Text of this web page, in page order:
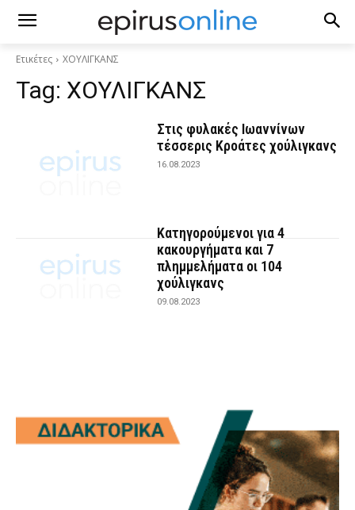
Ετικέτες ΧΟΥΛΙΓΚΑΝΣ
Tag: ΧΟΥΛΙΓΚΑΝΣ
Στις φυλακές Ιωαννίνων
τέσσερις Κροάτες χούλιγκανς
16.08.2023
Κατηγορούμενοι για 4
κακουργήματα και 7
πλημμελήματα οι 104
χούλιγκανς
09.08.2023